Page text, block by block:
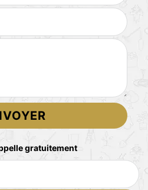
gratuitement